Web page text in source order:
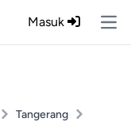
Masuk
Tangerang